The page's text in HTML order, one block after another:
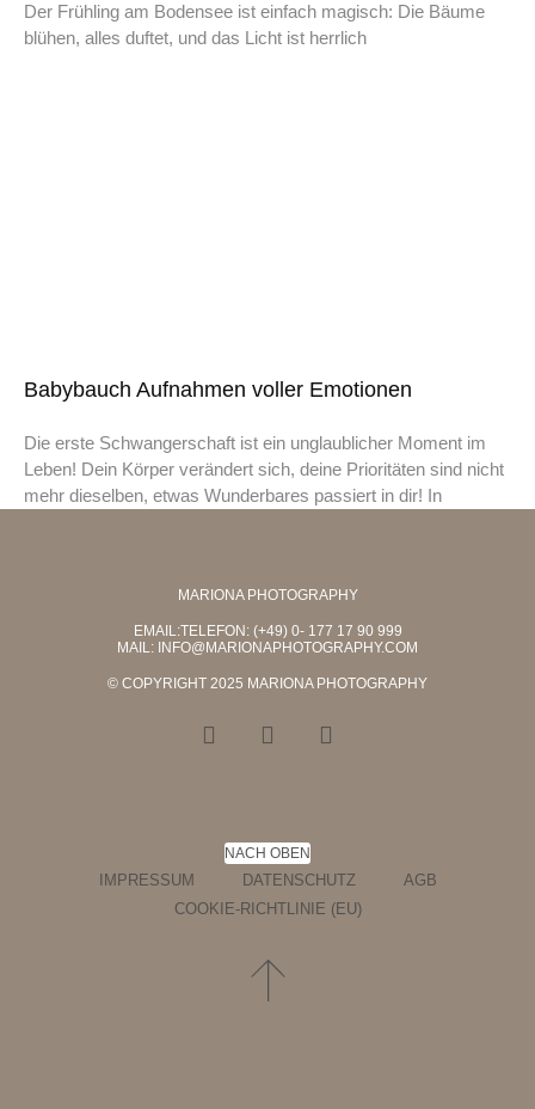
Der Frühling am Bodensee ist einfach magisch: Die Bäume
blühen, alles duftet, und das Licht ist herrlich
Babybauch Aufnahmen voller Emotionen
Die erste Schwangerschaft ist ein unglaublicher Moment im
Leben! Dein Körper verändert sich, deine Prioritäten sind nicht
mehr dieselben, etwas Wunderbares passiert in dir! In
MARIONA PHOTOGRAPHY
EMAIL:TELEFON: (+49) 0- 177 17 90 999
MAIL: INFO@MARIONAPHOTOGRAPHY.COM
© COPYRIGHT 2025 MARIONA PHOTOGRAPHY
NACH OBEN
IMPRESSUM DATENSCHUTZ
AGB
COOKIE-RICHTLINIE (EU)